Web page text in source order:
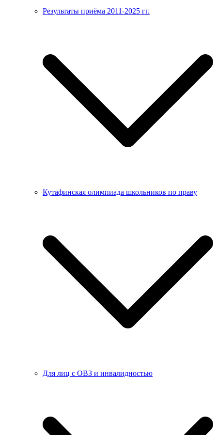
Результаты приёма 2011-2025 гг.
Кутафинская олимпиада школьников по праву
Для лиц с ОВЗ и инвалидностью